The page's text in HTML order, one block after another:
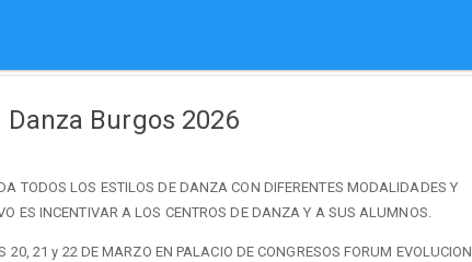
Burgos 2026
TODOS LOS ESTILOS DE DANZA CON DIFERENTES MODALIDADES Y
ES INCENTIVAR A LOS CENTROS DE DANZA Y A SUS ALUMNOS.
21 y 22 DE MARZO EN PALACIO DE CONGRESOS FORUM EVOLUCION